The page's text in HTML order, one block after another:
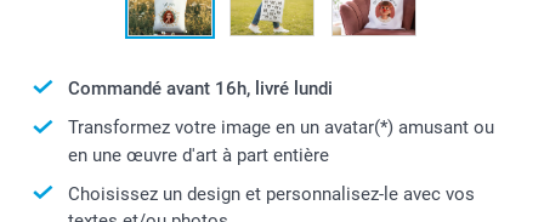
Commandé avant 16h, livré lundi
Transformez votre image en un avatar(*) amusant ou
en une œuvre d'art à part entière
Choisissez un design et personnalisez-le avec vos